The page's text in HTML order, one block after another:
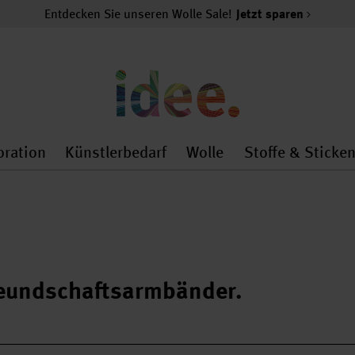
Entdecken Sie unseren Wolle Sale! Jetzt sparen
general.openMenu
Dekoration general.openMenu
Künstlerbedarf
Künstlerbedarf
Wolle
Wolle
Stoffe & Sticken